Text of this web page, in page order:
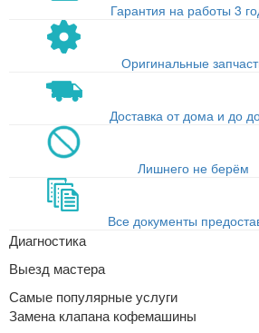
Гарантия на работы 3
Оригинальные
Доставка от дома и до
Лишнего не берём
Все документы
Диагностика
Выезд мастера
Самые популярные услуги
Замена клапана кофемашины